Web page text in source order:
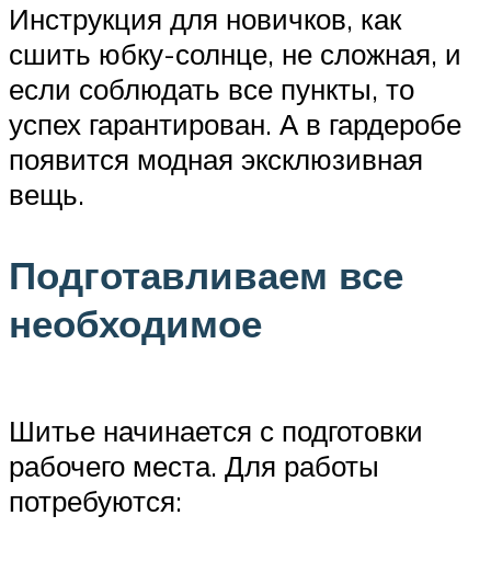
Инструкция для новичков, как
сшить юбку-солнце, не сложная, и
если соблюдать все пункты, то
успех гарантирован. А в гардеробе
появится модная эксклюзивная
вещь.
Подготавливаем все
необходимое
Шитье начинается с подготовки
рабочего места. Для работы
потребуются: